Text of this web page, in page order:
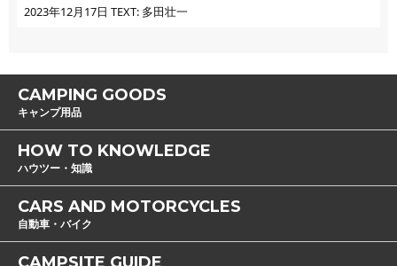
2023年12月17日 TEXT: 多田壮一
CAMPING GOODS
キャンプ用品
HOW TO KNOWLEDGE
ハウツー・知識
CARS AND MOTORCYCLES
自動車・バイク